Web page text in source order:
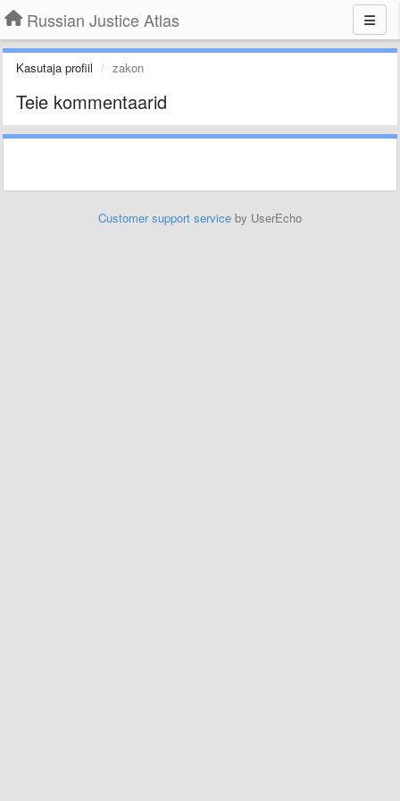
Russian Justice Atlas
Kasutaja profiil zakon
Teie kommentaarid
Customer support service by UserEcho